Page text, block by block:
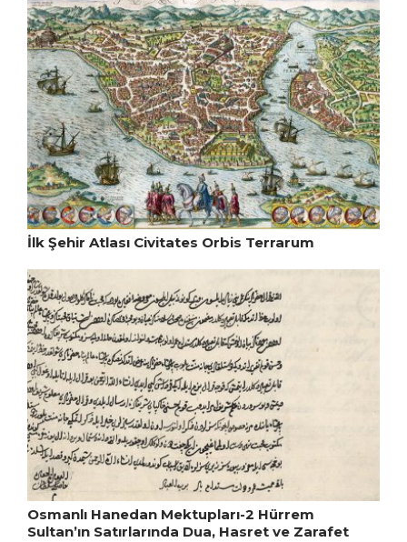
İlk Şehir Atlası Civitates Orbis Terrarum
Osmanlı Hanedan Mektupları-2 Hürrem
Sultan’ın Satırlarında Dua, Hasret ve Zarafet